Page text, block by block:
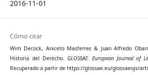
2016-11-01
Cómo citar
Wim Decock, Aniceto Masferrer, & Juan Alfredo
Historia del Derecho. GLOSSAE. European Journal of
Recuperado a partir de https://glossae.eu/glossaeojs/